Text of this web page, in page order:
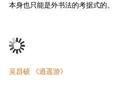
本身也只能是外书法的考据式的。
吴昌硕 《逍遥游》